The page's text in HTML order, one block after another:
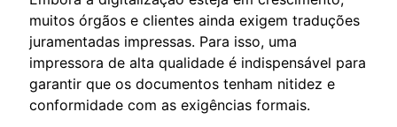
muitos órgãos e clientes ainda exigem traduções
juramentadas impressas. Para isso, uma
impressora de alta qualidade é indispensável para
garantir que os documentos tenham nitidez e
conformidade com as exigências formais.